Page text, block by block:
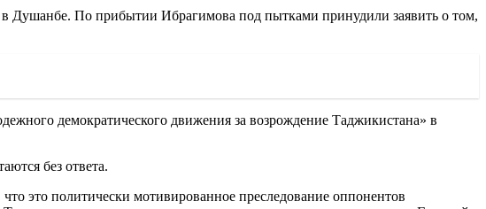
Душанбе. По прибытии Ибрагимова под пытками принудили заявить о том,
демократического движения за возрождение Таджикистана» в
без ответа.
это политически мотивированное преследование оппонентов